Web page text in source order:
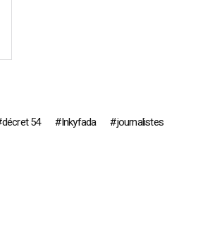
décret 54 Inkyfada
journalistes